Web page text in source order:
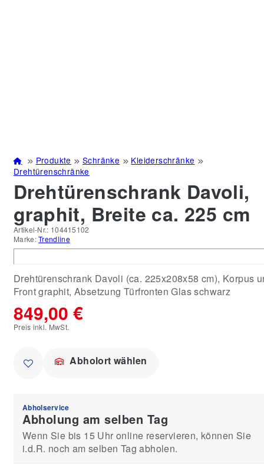
Produkte Schränke
Kleiderschränke
Drehtürenschränke
Drehtürenschrank Davoli,
graphit, Breite ca. 225 cm
Artikel-Nr.: 104415102
Marke:Trendline
Drehtürenschrank Davoli (ca. 225x208x58 cm), Korpus
Front graphit, Absetzung Türfronten Glas schwarz
849,00 €
Preis inkl. MwSt.
Abholort wählen
Abholservice
Abholung am selben Tag
Wenn Sie bis 15 Uhr online reservieren, können Sie
i.d.R. noch am selben Tag abholen.